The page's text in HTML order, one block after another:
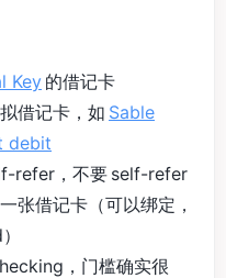
Key 的借记卡
借记卡，如 Sable
debit
refer，不要 self-refer
张借记卡（可以绑定，
，门槛确实很